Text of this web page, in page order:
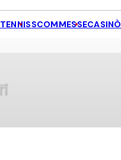
TENNISSCOMMESSECASINÒ